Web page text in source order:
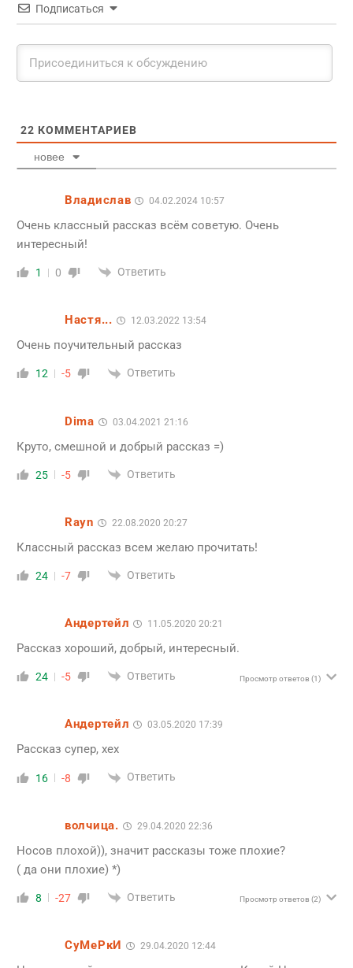
Подписаться
22 КОММЕНТАРИЕВ
новее
Владислав 04.02.2024 10:57
Очень классный рассказ всём советую. Очень
интересный!
1 0 Ответить
Настя... 12.03.2022 13:54
Очень поучительный рассказ
12 -5 Ответить
Dima 03.04.2021 21:16
Круто, смешной и добрый рассказ =)
25 -5 Ответить
Rayn 22.08.2020 20:27
Классный рассказ всем желаю прочитать!
24 -7 Ответить
Андертейл 11.05.2020 20:21
Рассказ хороший, добрый, интересный.
24 -5 Ответить Просмотр ответов (1)
Андертейл 03.05.2020 17:39
Рассказ супер, хех
16 -8 Ответить
волчица. 29.04.2020 22:36
Носов плохой)), значит рассказы тоже плохие?
( да они плохие) *)
8 -27 Ответить Просмотр ответов (2)
СуМеРкИ 29.04.2020 12:44